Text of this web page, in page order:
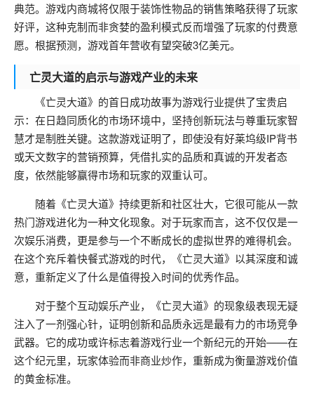
典范。游戏内商城将仅限于装饰性物品的销售策略获得了玩家
好评，这种克制而非贪婪的盈利模式反而增强了玩家的付费意
愿。根据预测，游戏首年营收有望突破3亿美元。
亡灵大道的启示与游戏产业的未来
《亡灵大道》的首日成功故事为游戏行业提供了宝贵启
示：在日趋同质化的市场环境中，坚持创新玩法与尊重玩家智
慧才是制胜关键。这款游戏证明了，即使没有好莱坞级IP背书
或天文数字的营销预算，凭借扎实的品质和真诚的开发者态
度，依然能够赢得市场和玩家的双重认可。
随着《亡灵大道》持续更新和社区壮大，它很可能从一款
热门游戏进化为一种文化现象。对于玩家而言，这不仅仅是一
次娱乐消费，更是参与一个不断成长的虚拟世界的难得机会。
在这个充斥着快餐式游戏的时代，《亡灵大道》以其深度和诚
意，重新定义了什么是值得投入时间的优秀作品。
对于整个互动娱乐产业，《亡灵大道》的现象级表现无疑
注入了一剂强心针，证明创新和品质永远是最有力的市场竞争
武器。它的成功或许标志着游戏行业一个新纪元的开始——在
这个纪元里，玩家体验而非商业炒作，重新成为衡量游戏价值
的黄金标准。